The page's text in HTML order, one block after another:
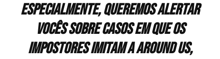
Especialmente, queremos alertar
vocês sobre casos em que os
impostores imitam a Around Us,